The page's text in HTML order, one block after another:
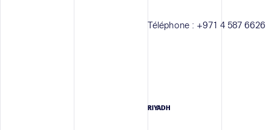
Téléphone : +971 4 587 6626
RIYADH